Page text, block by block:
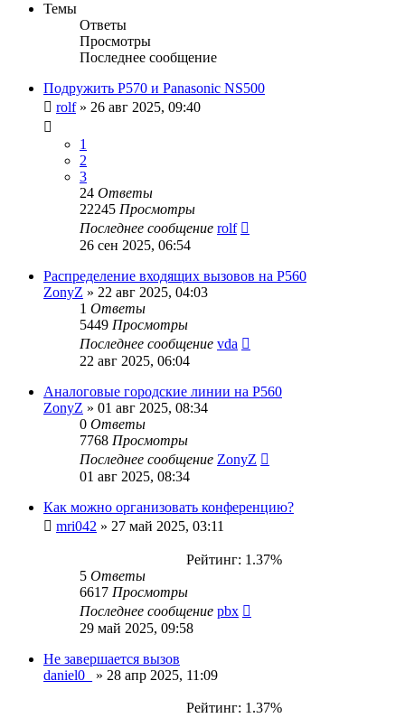
Темы
Ответы
Просмотры
Последнее сообщение
Подружить P570 и Panasonic NS500
rolf» 26 авг 2025, 09:40
1
2
3
24 Ответы
22245 Просмотры
Последнее сообщение rolf
26 сен 2025, 06:54
Распределение входящих вызовов на P560
ZonyZ » 22 авг 2025, 04:03
1 Ответы
5449 Просмотры
Последнее сообщение vda
22 авг 2025, 06:04
Аналоговые городские линии на P560
ZonyZ » 01 авг 2025, 08:34
0 Ответы
7768 Просмотры
Последнее сообщение ZonyZ
01 авг 2025, 08:34
Как можно организовать конференцию?
mri042 » 27 май 2025, 03:11
Рейтинг: 1.37%
5 Ответы
6617 Просмотры
Последнее сообщение pbx
29 май 2025, 09:58
Не завершается вызов
daniel0_
» 28 апр 2025, 11:09
Рейтинг: 1.37%